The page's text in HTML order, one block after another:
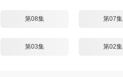
第08集 第07集
第03集 第02集